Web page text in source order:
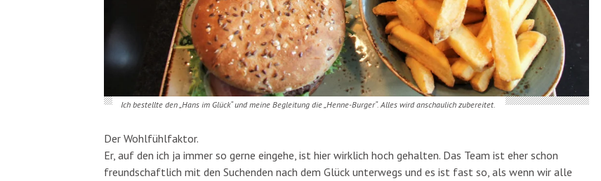
Ich bestellte den „Hans im Glück“ und meine Begleitung die „Henne-Burger“. Alles wird anschaulich zubereitet.
Der Wohlfühlfaktor.
Er, auf den ich ja immer so gerne eingehe, ist hier wirklich hoch gehalten. Das Team ist eher schon
freundschaftlich mit den Suchenden nach dem Glück unterwegs und es ist fast so, als wenn wir alle